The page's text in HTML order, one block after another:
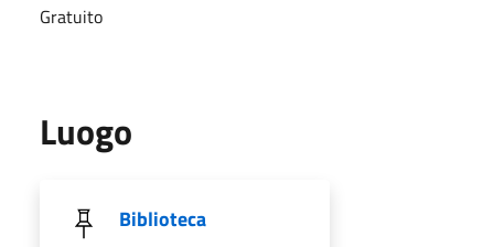
Gratuito
Luogo
Biblioteca